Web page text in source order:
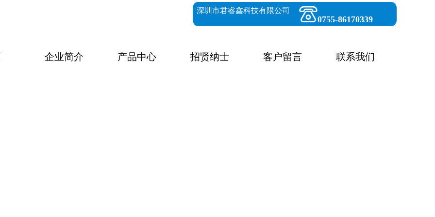
企业简介 产品中心 招贤纳士 客户留言 联系我们
深圳市君睿鑫科技有限公司
0755-86170339